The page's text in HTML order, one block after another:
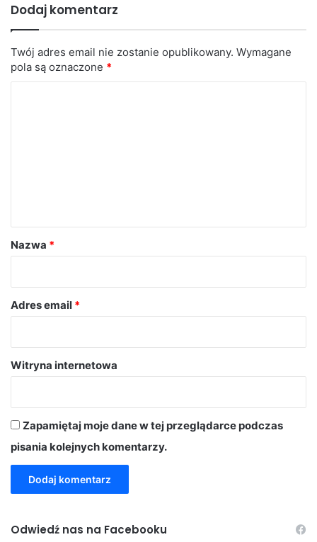
Dodaj komentarz
Twój adres email nie zostanie opublikowany. Wymagane
pola są oznaczone *
r
Nazwa *
Adres email *
Witryna internetowa
Zapamiętaj moje dane w tej przeglądarce podczas
pisania kolejnych komentarzy.
Odwiedź nas na Facebooku